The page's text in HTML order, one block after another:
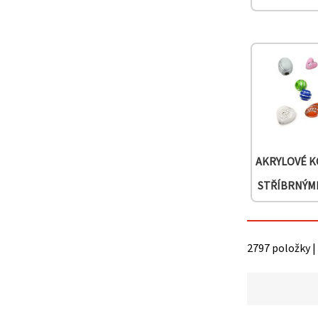
AKRYLOVÉ
2797 položky